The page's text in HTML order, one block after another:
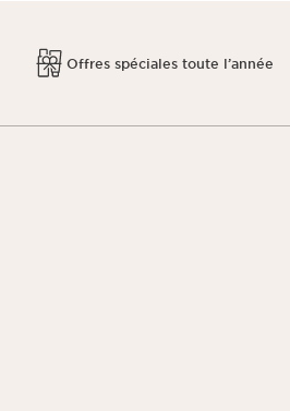
Offres spéciales toute l’année